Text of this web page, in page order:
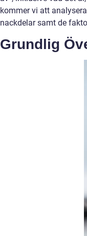
kommer vi att
nackdelar samt de
Grundlig